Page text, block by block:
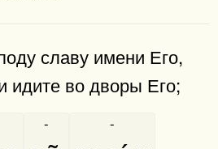
славу имени Его,
идите во дворы Его;
- -